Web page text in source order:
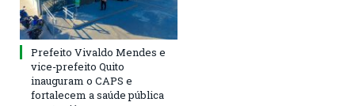
Prefeito Vivaldo Mendes e
vice-prefeito Quito
inauguram o CAPS e
fortalecem a saúde pública